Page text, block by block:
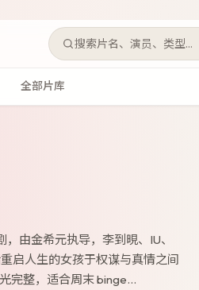
搜索片名、演员、类型…
全部片库
由金希元执导，李到晛、IU、
启人生的女孩于权谋与真情之间
完整，适合周末 binge…